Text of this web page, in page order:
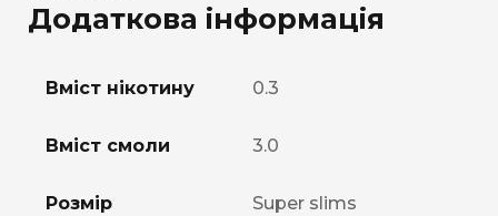
Додаткова інформація
Вміст нікотину 0.3
Вміст смоли 3.0
Розмір Super slims